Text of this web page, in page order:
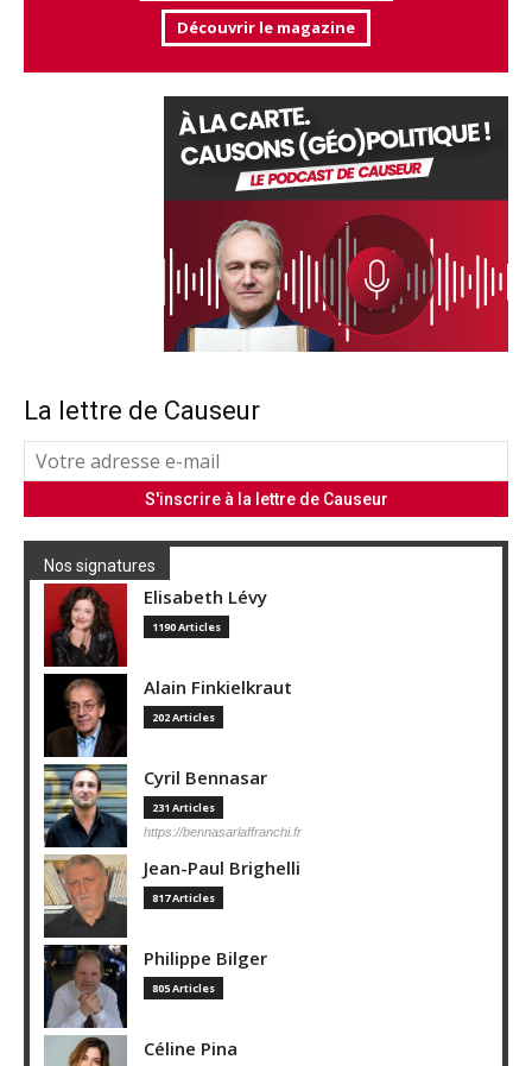
Découvrir le magazine
La lettre de Causeur
Nos signatures
Elisabeth Lévy
1190 Articles
Alain Finkielkraut
202 Articles
Cyril Bennasar
231 Articles
https://bennasarlaffranchi.fr
Jean-Paul Brighelli
817 Articles
Philippe Bilger
805 Articles
Céline Pina